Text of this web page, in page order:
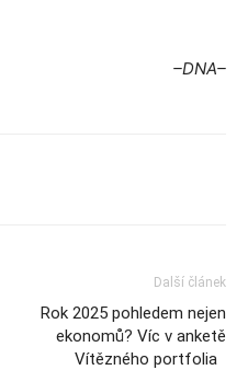
–DNA–
Další článek
Rok 2025 pohledem nejen
ekonomů? Víc v anketě
Vítězného portfolia